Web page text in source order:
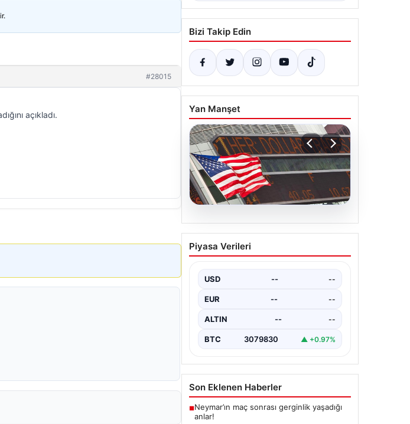
#28015
açıkladı.
Bizi Takip Edin
Yan Manşet
04.08.2026
FED faiz kararı ne zaman
açıklanacak? Nisan ayı
Piyasa Verileri
USD -- --
EUR -- --
ALTIN -- --
BTC 3079830 ▲ +0.97%
Son Eklenen Haberler
■Neymar’ın maç sonrası gerginlik yaşadığı
anlar!